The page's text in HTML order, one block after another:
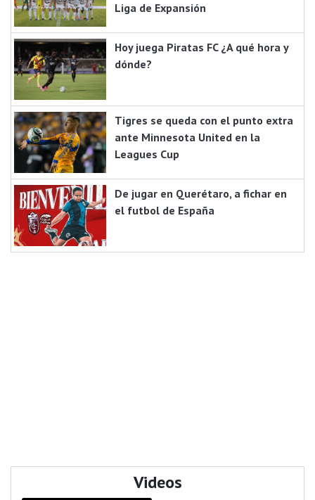
Liga de Expansión
Hoy juega Piratas FC ¿A qué hora y
dónde?
Tigres se queda con el punto extra
ante Minnesota United en la
Leagues Cup
De jugar en Querétaro, a fichar en
el futbol de España
Videos